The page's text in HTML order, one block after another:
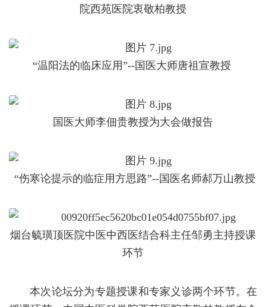
院西苑医院衷敬柏教授
“温阳法的临床应用”--国医大师唐祖宣教授
国医大师李佃贵教授为大会做报告
“伤寒论提示的临症用方思路”--国医名师郝万山教授
烟台毓璜顶医院中医中西医结合科主任邹勇主持授课
环节
本次论坛分为专题授课和专家义诊两个环节。在